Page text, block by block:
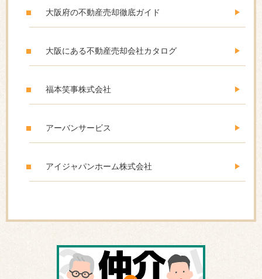
大阪府の不動産売却徹底ガイド
大阪にある不動産売却会社カタログ
福本笑事株式会社
アーバンサービス
アイジャパンホーム株式会社